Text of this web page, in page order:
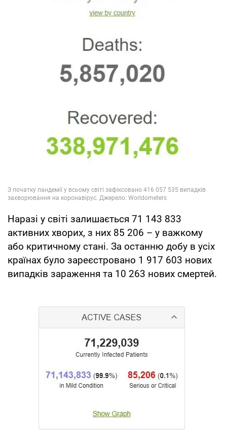
Наразі у світі залишається 71 143 833
активних хворих, з них 85 206 – у важкому
або критичному стані. За останню добу в усіх
країнах було зареєстровано 1 917 603 нових
випадків зараження та 10 263 нових смертей.